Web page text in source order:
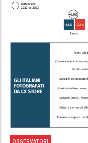
OSSERVATORI